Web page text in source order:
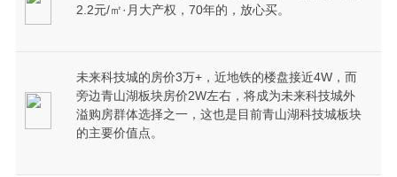
2.2元/㎡·月大产权，70年的，放心买。
未来科技城的房价3万+，近地铁的楼盘接近4W，而
旁边青山湖板块房价2W左右，将成为未来科技城外
溢购房群体选择之一，这也是目前青山湖科技城板块
的主要价值点。